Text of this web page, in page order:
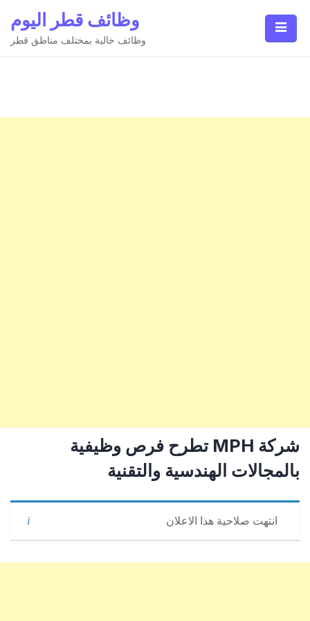
content
وظائف قطر اليوم
وظائف خالية بمختلف مناطق قطر
شركة MPH تطرح فرص وظيفية
بالمجالات الهندسية والتقنية
انتهت صلاحية هذا الاعلان